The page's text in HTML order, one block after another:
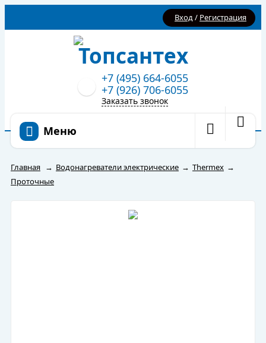
Вход/ Регистрация
+7 (495) 664-6055
+7 (926) 706-6055
Заказать звонок
Меню
Главная → Водонагреватели электрические → Thermex →
Проточные